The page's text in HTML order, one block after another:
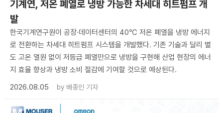
기계연, 저온 폐열로 냉방 가능한 차세대 히트펌프 개
발
한국기계연구원이 공장·데이터센터의 40℃ 저온 폐열을 냉방 에너지
로 전환하는 차세대 히트펌프 시스템을 개발했다. 기존 기술과 달리 별
도 고온 열원 없이 저등급 폐열만으로 냉방을 구현해 산업 현장의 에너
지 효율 향상과 냉방 소비 절감에 기여할 것으로 예상된다.
2026.08.05
by 배종인 기자